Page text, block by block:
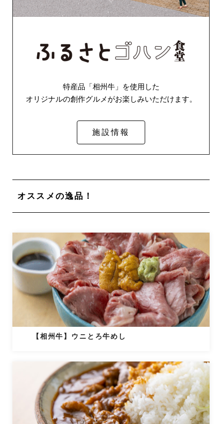
特産品「相州牛」を使用した
オリジナルの創作グルメがお楽しみいただけます。
施設情報
オススメの逸品！
【相州牛】ウニとろ牛めし